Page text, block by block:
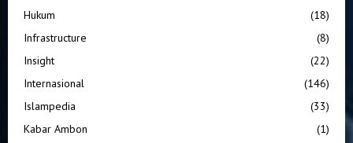
Hukum
(18)
Infrastructure
(8)
Insight
(22)
Internasional
(146)
Islampedia
(33)
Kabar Ambon
(1)